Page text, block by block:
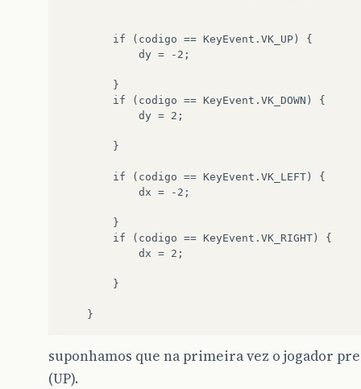
        if (codigo == KeyEvent.VK_UP) {
            dy = -2;
        }
        if (codigo == KeyEvent.VK_DOWN) {
            dy = 2;
        }
        if (codigo == KeyEvent.VK_LEFT) {
            dx = -2;
        }
        if (codigo == KeyEvent.VK_RIGHT) {
            dx = 2;
        }
suponhamos que na primeira vez o jogador
(UP).